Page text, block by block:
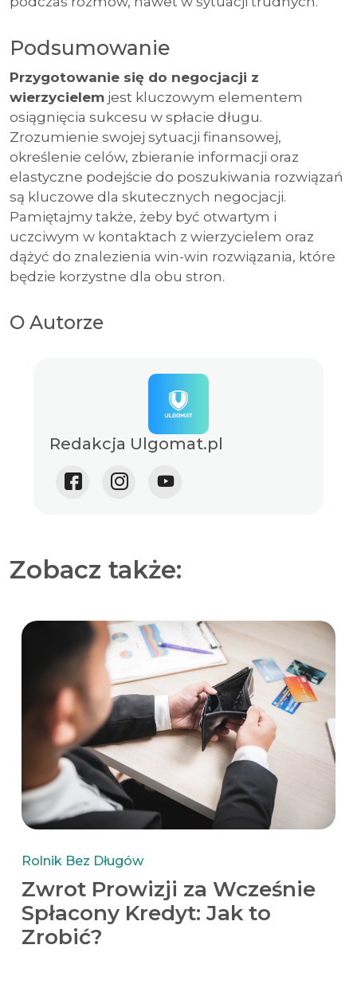
Podsumowanie
Przygotowanie się do negocjacji z
wierzycielem jest kluczowym elementem
osiągnięcia sukcesu w spłacie długu.
Zrozumienie swojej sytuacji finansowej,
określenie celów, zbieranie informacji oraz
elastyczne podejście do poszukiwania rozwiązań
są kluczowe dla skutecznych negocjacji.
Pamiętajmy także, żeby być otwartym i
uczciwym w kontaktach z wierzycielem oraz
dążyć do znalezienia win-win rozwiązania, które
będzie korzystne dla obu stron.
O Autorze
Redakcja Ulgomat.pl
Zobacz także:
Rolnik Bez Długów
Zwrot Prowizji za Wcześnie
Spłacony Kredyt: Jak to
Zrobić?